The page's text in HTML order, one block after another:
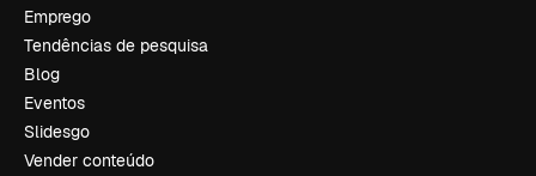
Emprego
Tendências de pesquisa
Blog
Eventos
Slidesgo
Vender conteúdo